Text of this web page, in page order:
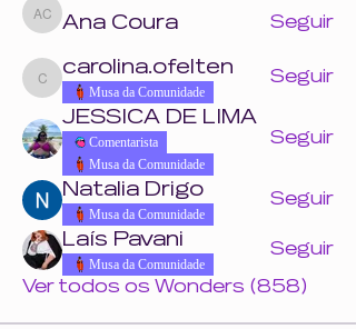
Ana Coura
Ana Coura Seguir
carolina.ofelten
carolina.ofelten
Musa da Comunidade
Seguir
JESSICA DE LIMA
Comentarista
Musa da Comunidade
Seguir
Natalia Drigo
Musa da Comunidade
Seguir
Laís Pavani
Musa da Comunidade
Seguir
Ver todos os Wonders (858)